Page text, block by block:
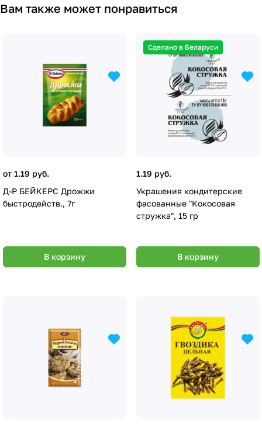
Вам также может понравиться
от 1.19 руб.
Д-Р БЕЙКЕРС Дрожжи
быстродейств., 7г
В корзину
Сделано в Беларуси
1.19 руб.
Украшения кондитерские
фасованные "Кокосовая
стружка", 15 гр
В корзину